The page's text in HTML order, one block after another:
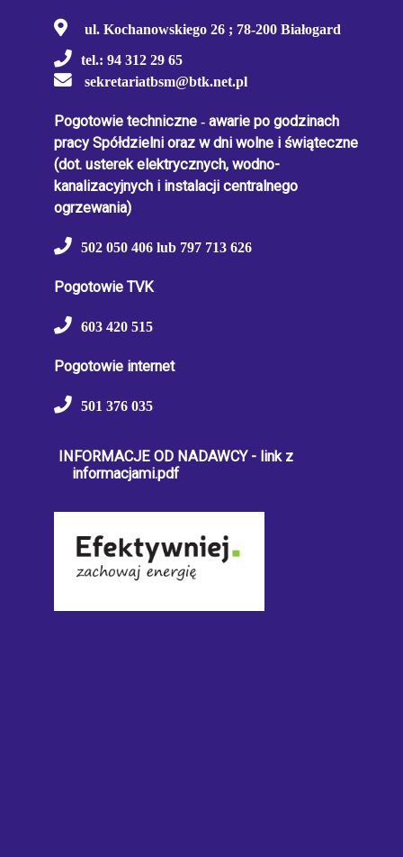
ul. Kochanowskiego 26 ; 78-200 Białogard
tel.: 94 312 29 65
sekretariatbsm@btk.net.pl
Pogotowie techniczne - awarie po godzinach
pracy Spółdzielni oraz w dni wolne i świąteczne
(dot. usterek elektrycznych, wodno-
kanalizacyjnych i instalacji centralnego
ogrzewania)
502 050 406 lub 797 713 626
Pogotowie TVK
603 420 515
Pogotowie internet
501 376 035
INFORMACJE OD NADAWCY - link z
informacjami.pdf